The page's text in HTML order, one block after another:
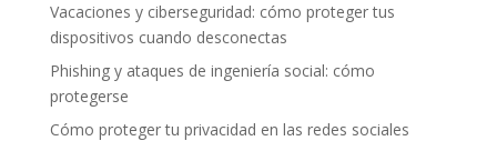
Vacaciones y ciberseguridad: cómo proteger tus
dispositivos cuando desconectas
Phishing y ataques de ingeniería social: cómo
protegerse
Cómo proteger tu privacidad en las redes sociales